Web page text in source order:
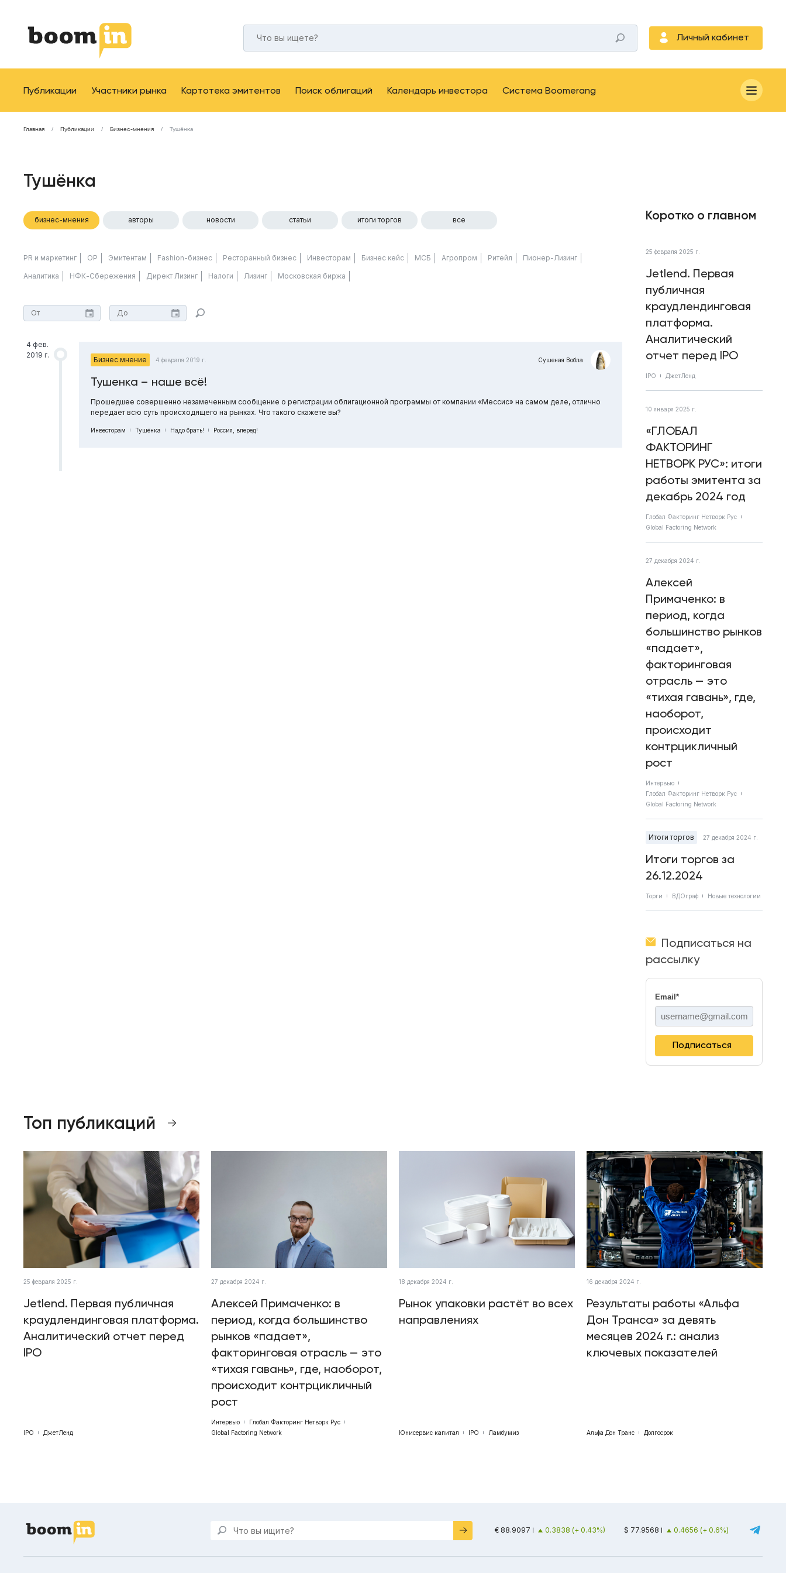
Личный кабинет
Публикации Участники рынка Картотека эмитентов Поиск облигаций Календарь инвестора Система Boomerang
Главная Публикации Бизнес-мнения Тушёнка
Тушёнка
бизнес-мнения авторы новости статьи итоги торгов все
PR и маркетинг ОР Эмитентам Fashion-бизнес Ресторанный бизнес Инвесторам Бизнес кейс МСБ Агропром Ритейл Пионер-Лизинг
Аналитика НФК-Сбережения Директ Лизинг Налоги Лизинг Московская биржа
4 фев.
2019 г.
Бизнес мнение 4 февраля 2019 г. Сушеная Вобла
Тушенка – наше всё!
Прошедшее совершенно незамеченным сообщение о регистрации облигационной программы от компании «Мессис» на самом деле, отлично
передает всю суть происходящего на рынках. Что такого скажете вы?
Инвесторам Тушёнка Надо брать! Россия, вперед!
Коротко о главном
25 февраля 2025 г.
Jetlend. Первая
публичная
краудлендинговая
платформа.
Аналитический
отчет перед IPO
IPO ДжетЛенд
10 января 2025 г.
«ГЛОБАЛ
ФАКТОРИНГ
НЕТВОРК РУС»: итоги
работы эмитента за
декабрь 2024 год
Глобал Факторинг Нетворк Рус
Global Factoring Network
27 декабря 2024 г.
Алексей
Примаченко: в
период, когда
большинство рынков
«падает»,
факторинговая
отрасль — это
«тихая гавань», где,
наоборот,
происходит
контрцикличный
рост
Интервью
Глобал Факторинг Нетворк Рус
Global Factoring Network
Итоги торгов 27 декабря 2024 г.
Итоги торгов за
26.12.2024
Торги ВДОграф Новые технологии
Подписаться на
рассылку
Email *
Подписаться
Топ публикаций
25 февраля 2025 г.
Jetlend. Первая публичная
краудлендинговая платформа.
Аналитический отчет перед
IPO
IPO ДжетЛенд
27 декабря 2024 г.
Алексей Примаченко: в
период, когда большинство
рынков «падает»,
факторинговая отрасль — это
«тихая гавань», где, наоборот,
происходит контрцикличный
рост
Интервью
Глобал Факторинг Нетворк Рус
Global Factoring Network
18 декабря 2024 г.
Рынок упаковки растёт во всех
направлениях
Юнисервис капитал IPO Ламбумиз
16 декабря 2024 г.
Результаты работы «Альфа
Дон Транса» за девять
месяцев 2024 г.: анализ
ключевых показателей
Альфа Дон Транс Долгосрок
€ 88.9097 0.3838 (+ 0.43%) $ 77.9568 0.4656 (+ 0.6%)